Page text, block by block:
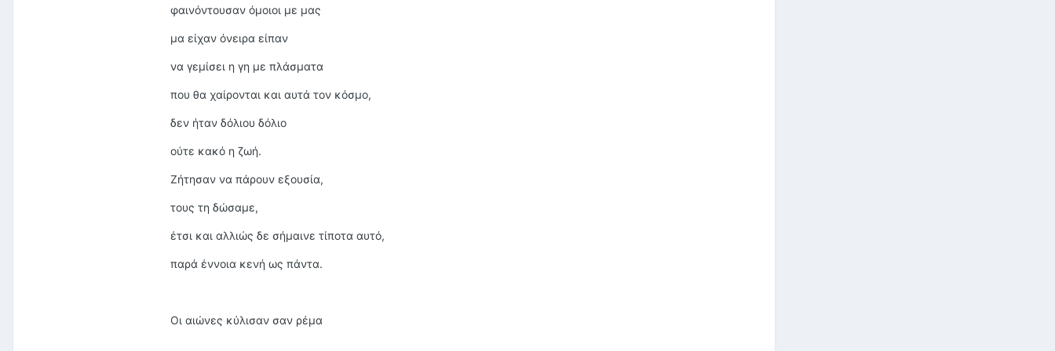
φαινόντουσαν όμοιοι με μας
μα είχαν όνειρα είπαν
να γεμίσει η γη με πλάσματα
που θα χαίρονται και αυτά τον κόσμο,
δεν ήταν δόλιου δόλιο
ούτε κακό η ζωή.
Ζήτησαν να πάρουν εξουσία,
τους τη δώσαμε,
έτσι και αλλιώς δε σήμαινε τίποτα αυτό,
παρά έννοια κενή ως πάντα.
Οι αιώνες κύλισαν σαν ρέμα